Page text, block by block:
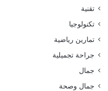
تقنية
تكنولوجيا
تمارين رياضية
جراحة تجميلية
جمال
جمال وصحة